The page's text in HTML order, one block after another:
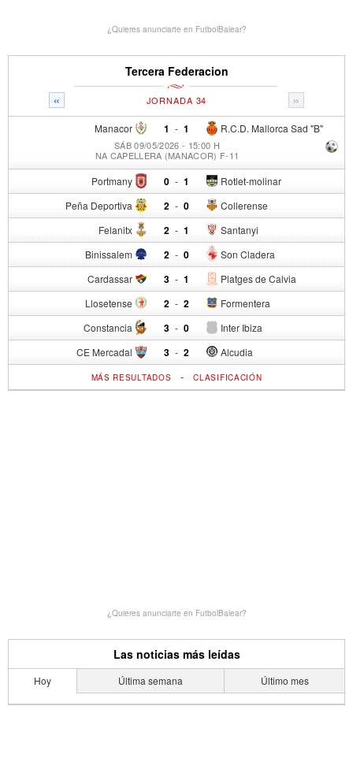
¿Quieres anunciarte en FutbolBalear?
Tercera Federacion
« »
JORNADA 34
Manacor 1 - R.C.D. Mallorca Sad "B"
1
SÁB 09/05/2026 - 15:00 H
NA CAPELLERA (MANACOR) F-11
Portmany 0 - Rotlet-molinar
1
Peña Deportiva 2 - Collerense
0
Felanitx 2 - Santanyi
1
Binissalem 2 - Son Cladera
0
Cardassar 3 - Platges de Calvia
1
Llosetense 2 - Formentera
2
Constancia 3 - Inter Ibiza
0
CE Mercadal 3 - Alcudia
2
MÁS RESULTADOS -CLASIFICACIÓN
¿Quieres anunciarte en FutbolBalear?
Las noticias más leídas
Hoy Última semana Último mes